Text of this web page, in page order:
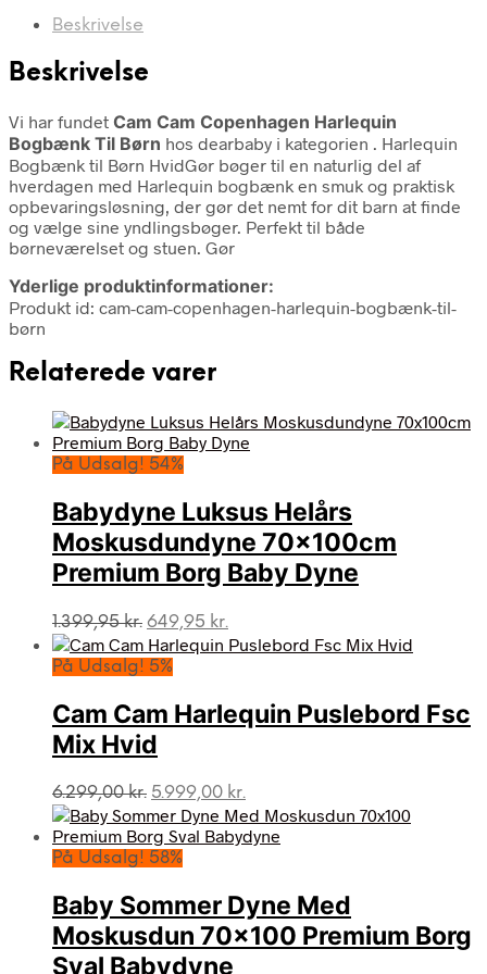
Beskrivelse
Beskrivelse
Vi har fundet Cam Cam Copenhagen Harlequin
Bogbænk Til Børn hos dearbaby i kategorien . Harlequin
Bogbænk til Børn HvidGør bøger til en naturlig del af
hverdagen med Harlequin bogbænk en smuk og praktisk
opbevaringsløsning, der gør det nemt for dit barn at finde
og vælge sine yndlingsbøger. Perfekt til både
børneværelset og stuen. Gør
Yderlige produktinformationer:
Produkt id: cam-cam-copenhagen-harlequin-bogbænk-til-
børn
Relaterede varer
På Udsalg! 54%
Babydyne Luksus Helårs
Moskusdundyne 70x100cm
Premium Borg Baby Dyne
1.399,95kr. Den
oprindelige
pris
1.399,95 kr..
649,95 kr.
aktuelle
649,95 kr..
På Udsalg! 5%
Cam Cam Harlequin Puslebord Fsc
Mix Hvid
6.299,00kr. Den
oprindelige
pris
var:
5.999,00 kr.
aktuelle
pris
På Udsalg! 58%
Baby Sommer Dyne Med
Moskusdun 70×100 Premium Borg
Sval Babydyne